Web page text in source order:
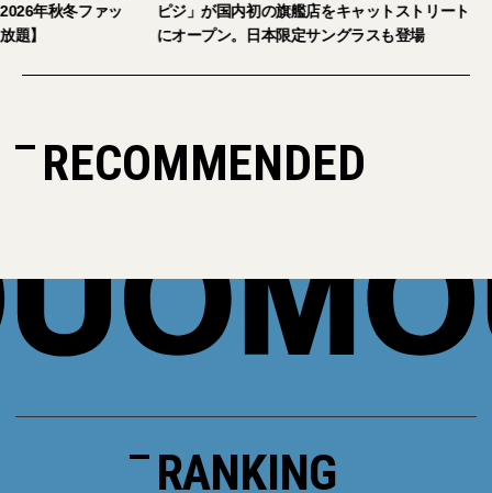
読者の皆さまをご招待。【2026年秋冬ファッ
ション＆美容アイテム試し放題】
ピジ」が国内初の
にオープン。日本
RECOMMENDED
RANKING